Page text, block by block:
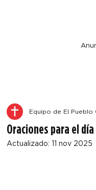
Oraciones para el
Equipo de El Pueblo
Actualizado: 11 nov 2025